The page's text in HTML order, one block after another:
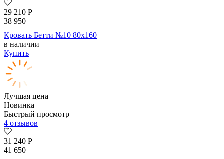
29 210 Р
38 950
Кровать Бетти №10 80х160
в наличии
Купить
Лучшая цена
Новинка
Быстрый просмотр
4 отзывов
31 240 Р
41 650